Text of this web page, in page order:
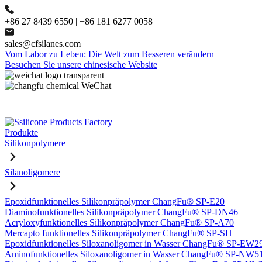
+86 27 8439 6550 | +86 181 6277 0058
sales@cfsilanes.com
Vom Labor zu Leben: Die Welt zum Besseren verändern
Besuchen Sie unsere chinesische Website
Produkte
Silikonpolymere
Silanoligomere
Epoxidfunktionelles Silikonpräpolymer ChangFu® SP-E20
Diaminofunktionelles Silikonpräpolymer ChangFu® SP-DN46
Acryloxyfunktionelles Silikonpräpolymer ChangFu® SP-A70
Mercapto funktionelles Silikonpräpolymer ChangFu® SP-SH
Epoxidfunktionelles Siloxanoligomer in Wasser ChangFu® SP-
Aminofunktionelles Siloxanoligomer in Wasser ChangFu® SP-